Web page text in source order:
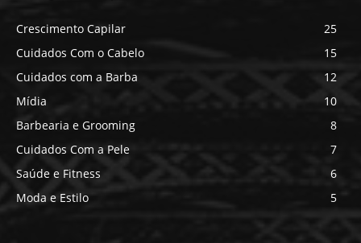
Crescimento Capilar
25
Cuidados Com o Cabelo
15
Cuidados com a Barba
12
Mídia
10
Barbearia e Grooming
8
Cuidados Com a Pele
7
Saúde e Fitness
6
Moda e Estilo
5